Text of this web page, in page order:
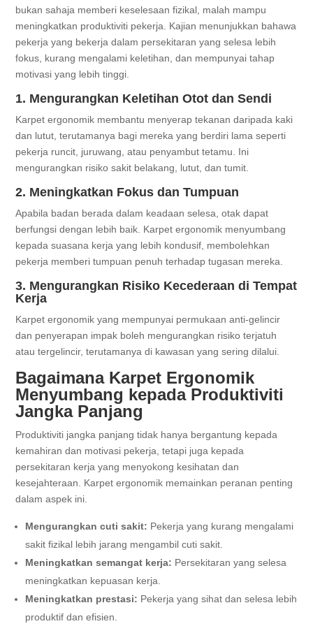
bukan sahaja memberi keselesaan fizikal, malah mampu
meningkatkan produktiviti pekerja. Kajian menunjukkan bahawa
pekerja yang bekerja dalam persekitaran yang selesa lebih
fokus, kurang mengalami keletihan, dan mempunyai tahap
motivasi yang lebih tinggi.
1. Mengurangkan Keletihan Otot dan Sendi
Karpet ergonomik membantu menyerap tekanan daripada kaki
dan lutut, terutamanya bagi mereka yang berdiri lama seperti
pekerja runcit, juruwang, atau penyambut tetamu. Ini
mengurangkan risiko sakit belakang, lutut, dan tumit.
2. Meningkatkan Fokus dan Tumpuan
Apabila badan berada dalam keadaan selesa, otak dapat
berfungsi dengan lebih baik. Karpet ergonomik menyumbang
kepada suasana kerja yang lebih kondusif, membolehkan
pekerja memberi tumpuan penuh terhadap tugasan mereka.
3. Mengurangkan Risiko Kecederaan di Tempat
Kerja
Karpet ergonomik yang mempunyai permukaan anti-gelincir
dan penyerapan impak boleh mengurangkan risiko terjatuh
atau tergelincir, terutamanya di kawasan yang sering dilalui.
Bagaimana Karpet Ergonomik
Menyumbang kepada Produktiviti
Jangka Panjang
Produktiviti jangka panjang tidak hanya bergantung kepada
kemahiran dan motivasi pekerja, tetapi juga kepada
persekitaran kerja yang menyokong kesihatan dan
kesejahteraan. Karpet ergonomik memainkan peranan penting
dalam aspek ini.
Mengurangkan cuti sakit: Pekerja yang kurang mengalami
sakit fizikal lebih jarang mengambil cuti sakit.
Meningkatkan semangat kerja: Persekitaran yang selesa
meningkatkan kepuasan kerja.
Meningkatkan prestasi: Pekerja yang sihat dan selesa lebih
produktif dan efisien.